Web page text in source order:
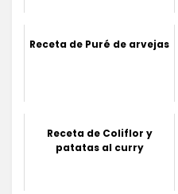
Receta de Puré de arvejas
Receta de Coliflor y
patatas al curry